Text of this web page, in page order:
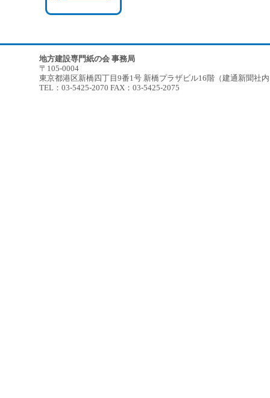
地方建設専門紙の会 事務局
〒105-0004
東京都港区新橋四丁目9番1号 新橋プラザビル16階（建通新聞社
TEL：03-5425-2070 FAX：03-5425-2075